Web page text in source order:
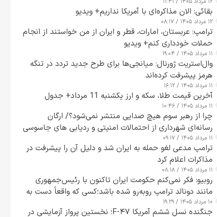
بقائی: الان مذاکره‌ای با آمریکا نداریم+ ویدیو
۱۲ مرداد ۱۴۰۵ / ۰۸:۱۷
ترامپ: عربستان، امارات، قطر و ایران از من خواستند از انجام
حملات خودداری کنم+ ویدیو
۱۱ مرداد ۱۴۰۵ / ۱۹:۰۴
وال‌استریت ژورنال: میانجی‌ها برای طرح جدید تردد در تنگه
هرمز پیشرفت کرده‌اند
۱۱ مرداد ۱۴۰۵ / ۱۶:۱۲
آخرین قیمت طلا، سکه و ارز یکشنبه 11 مرداد+ جدول
۱۱ مرداد ۱۴۰۵ / ۱۰:۴۶
چرا از رهبر سوم هیچ صدایی منتشر نمی‌شود؟/ ارگان
رسانه‌ای شهرداری از احتمالات امنیتی و ردیابی های جاسوسی
گفت
۱۱ مرداد ۱۴۰۵ / ۰۹:۱۷
ترامپ مدعی لغو حمله به ایران شد و دلیل آن را پیشرفت در
مذاکرات اعلام کرد
۱۱ مرداد ۱۴۰۵ / ۰۸:۱۸
روبیو: فکر نمی‌کنم حکومت ایران تاکنون با رئیس‌جمهوری
مانند دونالد ترامپ روبه‌رو شده باشد؛کسی که واقعاً دست به
اقدام می‌زند
۱۰ مرداد ۱۴۰۵ / ۱۹:۲۹
جنگنده نسل ششم آمریکا F-۴۷؛ نخستین پرواز آزمایشی در